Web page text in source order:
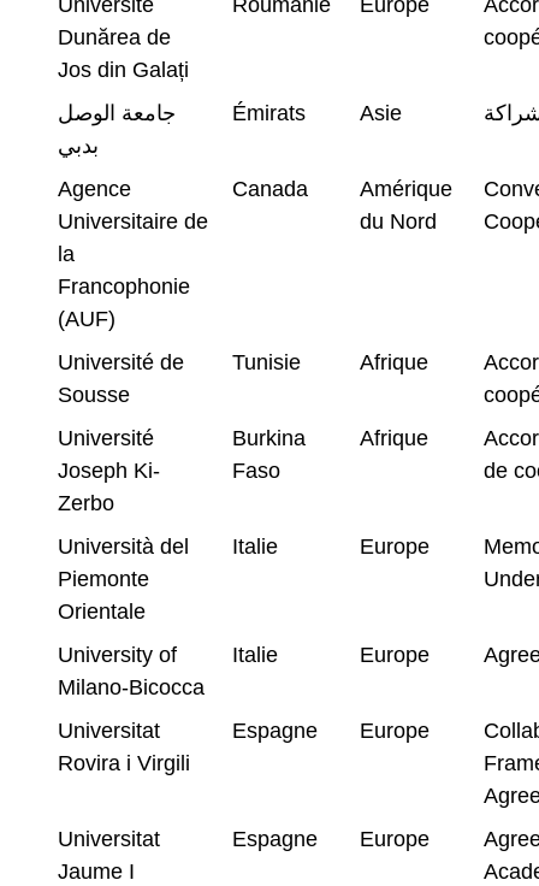
Dunărea de
Jos din Galați
جامعة الوصل
بدبي
Émirats Asie شراكة
Agence
Universitaire de
la
Francophonie
(AUF)
Canada
Amérique
du Nord
Université de
Sousse
Tunisie Afrique
Université
Joseph Ki-
Zerbo
Burkina
Faso
Afrique
de
Università del
Piemonte
Orientale
Italie Europe
University of
Milano-Bicocca
Italie Europe
Universitat
Rovira i Virgili
Espagne Europe
Universitat
Jaume I
Espagne Europe